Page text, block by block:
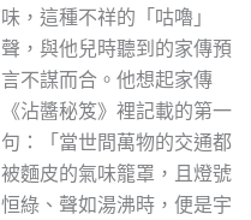
味，這種不祥的「咕嚕」
聲，與他兒時聽到的家傳預
言不謀而合。他想起家傳
《沾醬秘笈》裡記載的第一
句：「當世間萬物的交通都
被麵皮的氣味籠罩，且燈號
恒綠、聲如湯沸時，便是宇